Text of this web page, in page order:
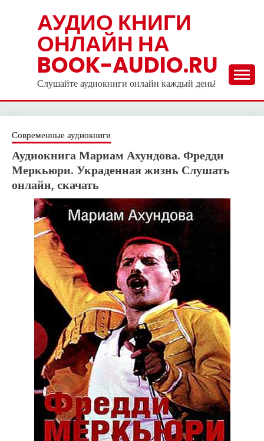
АУДИО КНИГИ
ОНЛАЙН НА
BOOK-AUDIO.RU
Слушайте аудиокниги онлайн каждый день!
Современные аудиокниги
Аудиокнига Мариам Ахундова. Фредди
Меркьюри. Украденная жизнь Слушать
онлайн, скачать